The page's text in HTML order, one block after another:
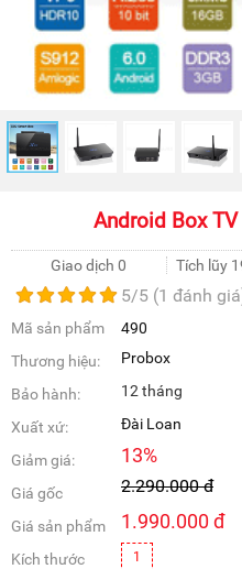
Android Box
Giao dịch 0 Tích lũy
5/5 (1 đánh
Mã sản phẩm
490
Thương hiệu:
Probox
Bảo hành: 12 tháng
Xuất xứ: Đài Loan
Giảm giá: 13%
Giá gốc 2.290.000 đ
Giá sản phẩm 1.990.000 đ
Kích thước 1